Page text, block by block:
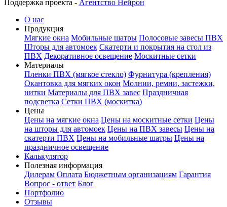
Поддержка проекта - Агентство Нейрон
О нас
Продукция
Мягкие окна Мобильные шатры Полосовые завесы ПВХ
Шторы для автомоек Скатерти и покрытия на стол из
ПВХ Декоративное освещение Москитные сетки
Материалы
Пленки ПВХ (мягкое стекло) Фурнитура (крепления)
Окантовка для мягких окон Молнии, ремни, застежки,
нитки Материалы для ПВХ завес Праздничная
подсветка Сетки ПВХ (москитка)
Цены
Цены на мягкие окна Цены на москитные сетки Цены
на шторы для автомоек Цены на ПВХ завесы Цены на
скатерти ПВХ Цены на мобильные шатры Цены на
праздничное освещение
Калькулятор
Полезная информация
Дилерам Оплата Бюджетным организациям Гарантия
Вопрос - ответ Блог
Портфолио
Отзывы